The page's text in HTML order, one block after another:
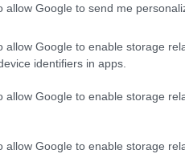
allow Google to send me
allow Google to enable storage
identifiers in apps.
allow Google to enable storage
allow Google to enable storage
valoradas en 1,3
embargo, es la primera vez
la investigación en su